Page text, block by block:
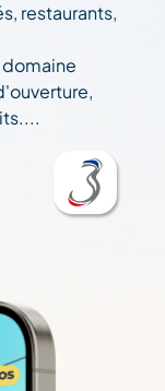
restaurants,